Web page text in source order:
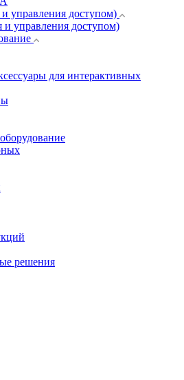
управления доступом)
управления доступом)
для интерактивных
решения